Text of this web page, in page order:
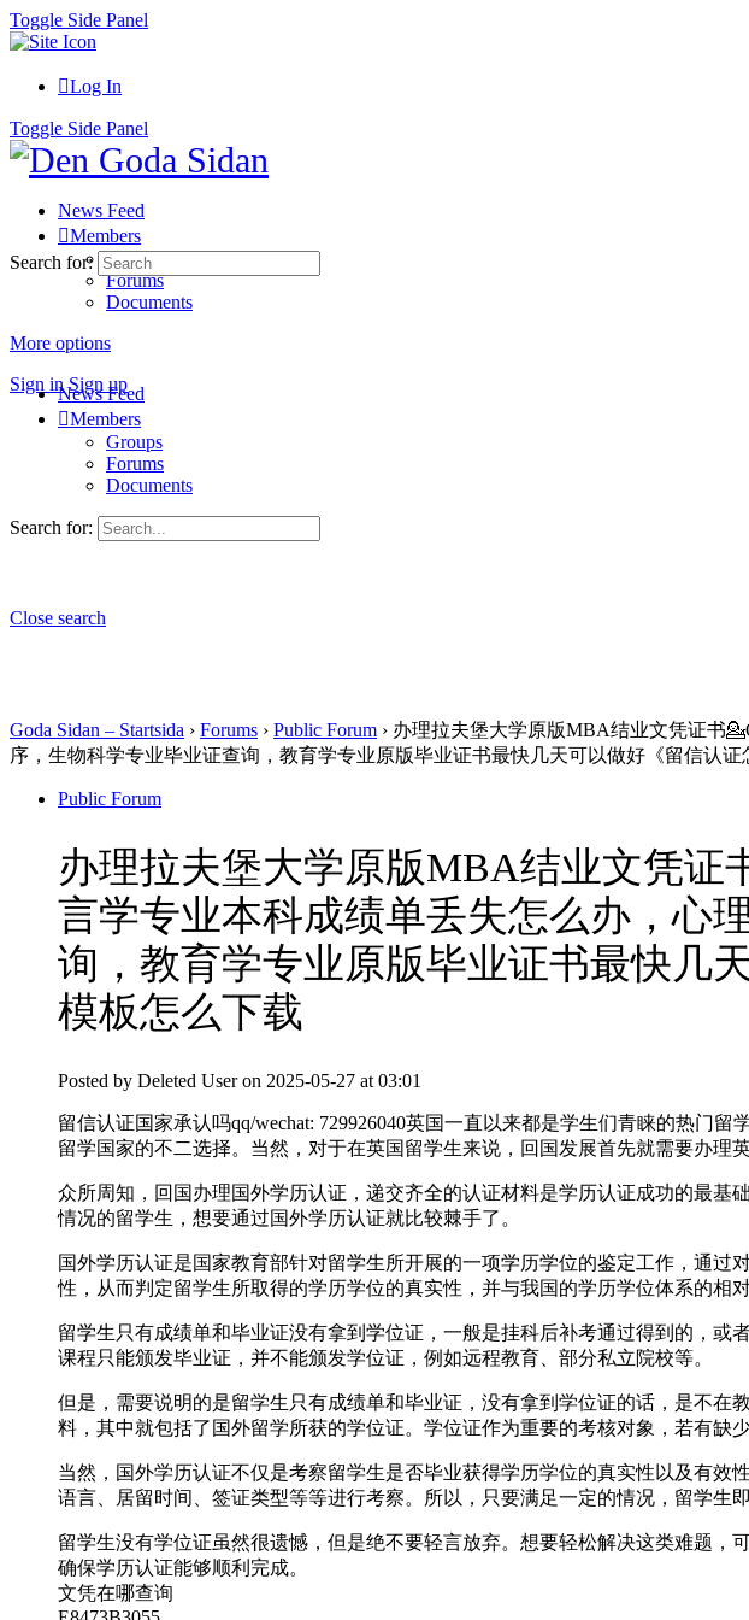
Toggle Side Panel
Log In
Toggle Side Panel
News Feed
Members
Groups
Forums
Documents
More options
Sign in Sign up
Search for:
News Feed
Members
Groups
Forums
Documents
Search for:
Close search
Goda Sidan – Startsida › Forums › Public Forum › 办理拉夫堡大学原版MBA结业文凭证书
序，生物科学专业毕业证查询，教育学专业原版毕业证书最快几天可以做好《留信认
Public Forum
办理拉夫堡大学原版MBA结业文凭证
言学专业本科成绩单丢失怎么办，心
询，教育学专业原版毕业证书最快几
模板怎么下载
Posted by Deleted User on 2025-05-27 at 03:01
留信认证国家承认吗qq/wechat: 729926040英国一直以来都是学生们青睐的热门
留学国家的不二选择。当然，对于在英国留学生来说，回国发展首先就需要办
众所周知，回国办理国外学历认证，递交齐全的认证材料是学历认证成功的最
情况的留学生，想要通过国外学历认证就比较棘手了。
国外学历认证是国家教育部针对留学生所开展的一项学历学位的鉴定工作，通
性，从而判定留学生所取得的学历学位的真实性，并与我国的学历学位体系的相
留学生只有成绩单和毕业证没有拿到学位证，一般是挂科后补考通过得到的，
课程只能颁发毕业证，并不能颁发学位证，例如远程教育、部分私立院校等。
但是，需要说明的是留学生只有成绩单和毕业证，没有拿到学位证的话，是不
料，其中就包括了国外留学所获的学位证。学位证作为重要的考核对象，若有缺
当然，国外学历认证不仅是考察留学生是否毕业获得学历学位的真实性以及有
语言、居留时间、签证类型等等进行考察。所以，只要满足一定的情况，留学生
留学生没有学位证虽然很遗憾，但是绝不要轻言放弃。想要轻松解决这类难题，
确保学历认证能够顺利完成。
文凭在哪查询